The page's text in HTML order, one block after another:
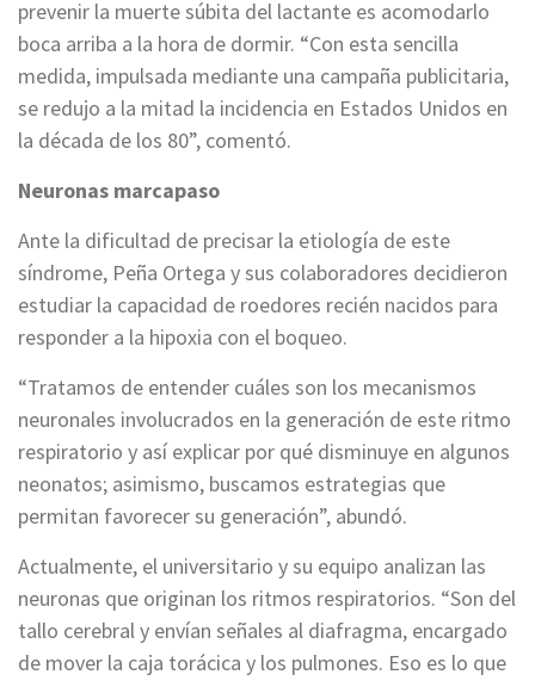
prevenir la muerte súbita del lactante es acomodarlo
boca arriba a la hora de dormir. “Con esta sencilla
medida, impulsada mediante una campaña publicitaria,
se redujo a la mitad la incidencia en Estados Unidos en
la década de los 80”, comentó.
Neuronas marcapaso
Ante la dificultad de precisar la etiología de este
síndrome, Peña Ortega y sus colaboradores decidieron
estudiar la capacidad de roedores recién nacidos para
responder a la hipoxia con el boqueo.
“Tratamos de entender cuáles son los mecanismos
neuronales involucrados en la generación de este ritmo
respiratorio y así explicar por qué disminuye en algunos
neonatos; asimismo, buscamos estrategias que
permitan favorecer su generación”, abundó.
Actualmente, el universitario y su equipo analizan las
neuronas que originan los ritmos respiratorios. “Son del
tallo cerebral y envían señales al diafragma, encargado
de mover la caja torácica y los pulmones. Eso es lo que